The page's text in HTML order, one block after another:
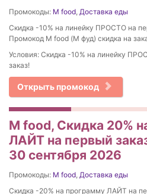
Промокоды: M food, Доставка еды
Скидка -10% на линейку ПРОСТО на
Промокод M food (М фуд) скидка на
Условия: Скидка -10% на линейку
заказ!
Открыть промокод
M food, Скидка 20%
ЛАЙТ на первый
30 сентября 2026
Промокоды: M food, Доставка еды
Скидка -20% на программу ЛАЙТ на